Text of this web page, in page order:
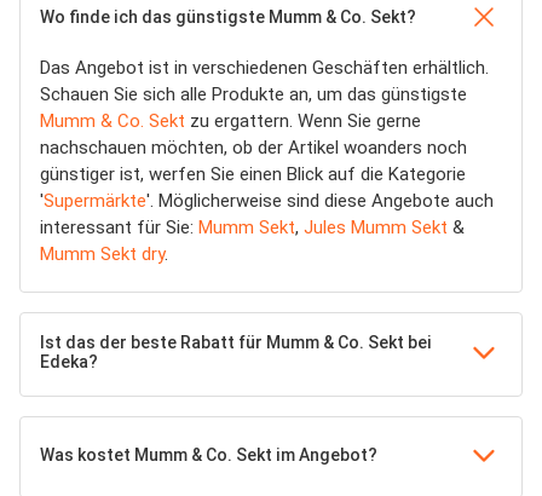
Wo finde ich das günstigste Mumm & Co. Sekt?
Das Angebot ist in verschiedenen Geschäften erhältlich.
Schauen Sie sich alle Produkte an, um das günstigste
Mumm & Co. Sekt zu ergattern. Wenn Sie gerne
nachschauen möchten, ob der Artikel woanders noch
günstiger ist, werfen Sie einen Blick auf die Kategorie
'Supermärkte'. Möglicherweise sind diese Angebote auch
interessant für Sie: Mumm Sekt, Jules Mumm Sekt &
Mumm Sekt dry.
Ist das der beste Rabatt für Mumm & Co. Sekt bei
Edeka?
Was kostet Mumm & Co. Sekt im Angebot?